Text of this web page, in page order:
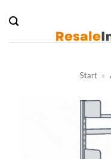
Inhalt
springen
Start »